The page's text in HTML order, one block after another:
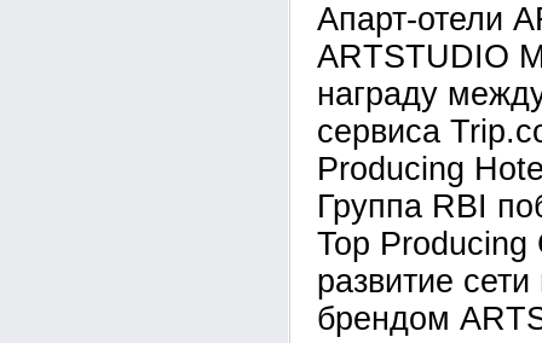
Апарт-отели
ARTSTUDIO
награду
сервиса
Producing
Группа RBI
Top Producing
развитие
брендом